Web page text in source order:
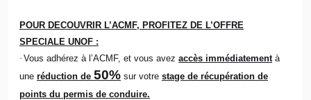
POUR DECOUVRIR L’ACMF, PROFITEZ DE L’OFFRE
SPECIALE UNOF :
· Vous adhérez à l’ACMF, et vous avez accès immédiatement à
une réduction de 50% sur votre stage de récupération de
points du permis de conduire.